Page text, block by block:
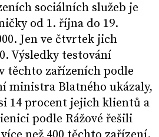
sociálních služeb je
od 1. října do 19.
Jen ve čtvrtek jich
Výsledky testování
těchto zařízeních podle
ministra Blatného ukázaly,
14 procent jejich klientů a
podle Rážové řešili